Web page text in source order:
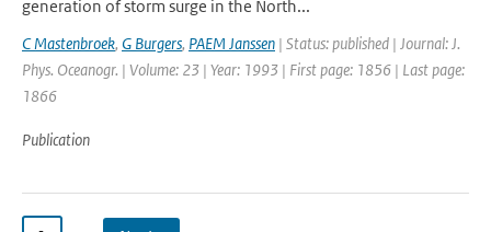
generation of storm surge in the North...
C Mastenbroek, G Burgers, PAEM Janssen | Status: published | Journal: J.
Phys. Oceanogr. | Volume: 23 | Year: 1993 | First page: 1856 | Last page:
1866
Publication